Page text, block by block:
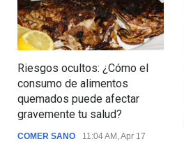
Riesgos ocultos: ¿Cómo el
consumo de alimentos
quemados puede afectar
gravemente tu salud?
COMER SANO 11:04 AM, Apr 17